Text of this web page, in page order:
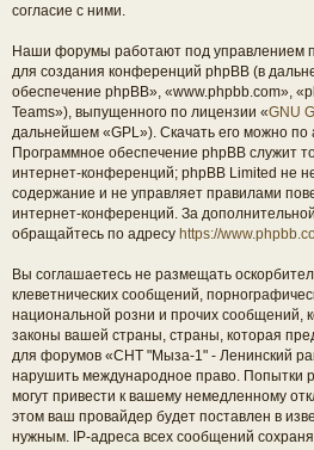
согласие с ними.
Наши форумы работают под управлением
для создания конференций phpBB (в
обеспечение phpBB», «www.phpbb.com»,
Teams»), выпущенного по лицензии «GNU
дальнейшем «GPL»). Скачать его можно по
Программное обеспечение phpBB служит
интернет-конференций; phpBB Limited не
содержание и не управляет правилами
интернет-конференций. За
обращайтесь по адресу https://
Вы соглашаетесь не размещать
клеветнических сообщений,
национальной розни и прочих сообщений,
законы вашей страны, страны, которая
для форумов «СНТ "Мыза-1" - Ленинский
нарушить международное право. Попытки
могут привести к вашему немедленному
этом ваш провайдер будет поставлен в
нужным. IP-адреса всех сообщений